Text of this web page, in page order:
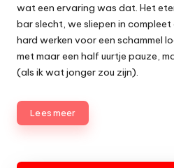
wat een ervaring was dat. Het
bar slecht, we sliepen in compleet
hard werken voor een schammel
met maar een half uurtje pauze,
(als ik wat jonger zou zijn).
Lees meer